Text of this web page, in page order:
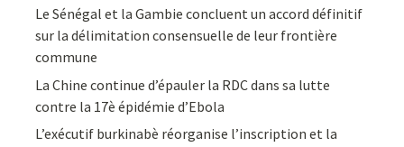
Le Sénégal et la Gambie concluent un accord définitif
sur la délimitation consensuelle de leur frontière
commune
La Chine continue d’épauler la RDC dans sa lutte
contre la 17è épidémie d’Ebola
L’exécutif burkinabè réorganise l’inscription et la